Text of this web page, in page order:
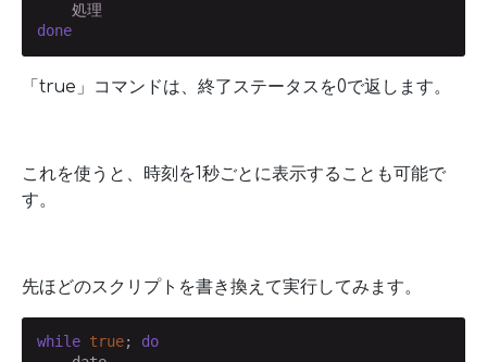
done
「true」コマンドは、終了ステータスを0で返します。
これを使うと、時刻を1秒ごとに表示することも可能で
す。
先ほどのスクリプトを書き換えて実行してみます。
while true; do